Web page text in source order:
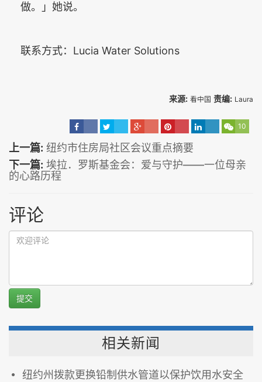
做。」她说。
联系方式：Lucia Water Solutions
来源: 看中国 责编: Laura
10
上一篇: 纽约市住房局社区会议重点摘要
下一篇: 埃拉．罗斯基金会：爱与守护——一位母亲
的心路历程
评论
提交
相关新闻
纽约州拨款更换铅制供水管道以保护饮用水安全